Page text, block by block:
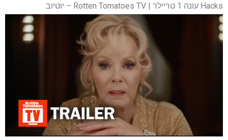
Hacks עונה 1 טריילר | Rotten Tomatoes TV – יוטיוב